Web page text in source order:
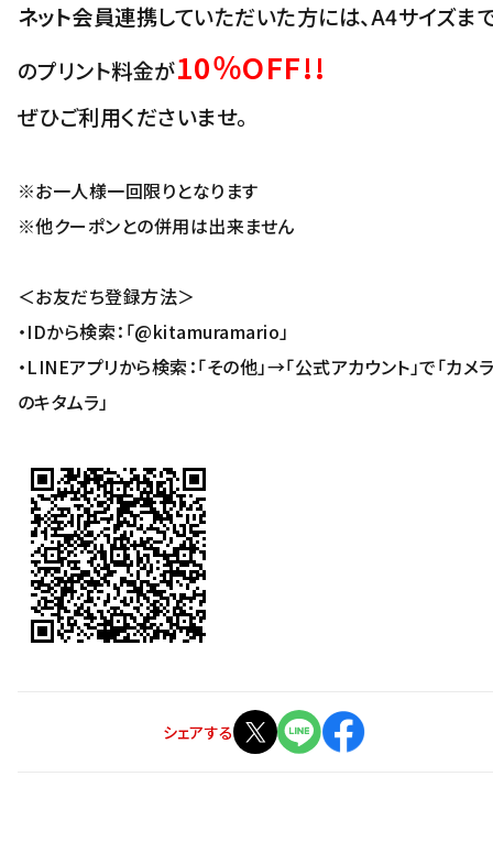
ネット会員連携していただいた方には、A4サイズま
のプリント料金が10％OFF!!
ぜひご利用くださいませ。
※お一人様一回限りとなります
※他クーポンとの併用は出来ません
＜お友だち登録方法＞
・IDから検索：「@kitamuramario」
・LINEアプリから検索：「その他」→「公式アカウント」で「カメ
のキタムラ」
シェアする